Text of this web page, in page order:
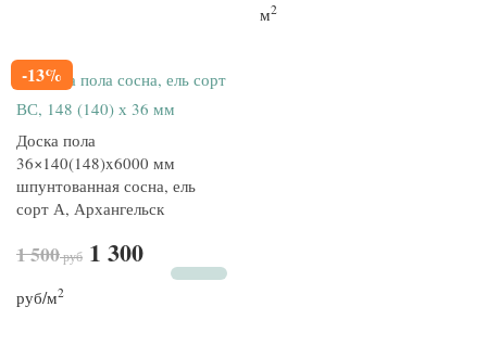
м2
-13%
Доска пола
36×140(148)x6000 мм
шпунтованная сосна, ель
сорт А, Архангельск
1 500руб 1 300
руб/м2